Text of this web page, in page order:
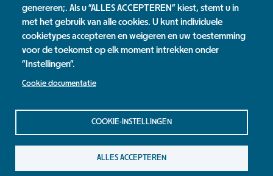
genereren;. Als u "ALLES ACCEPTEREN" kiest, stemt u in
met het gebruik van alle cookies. U kunt individuele
cookietypes accepteren en weigeren en uw toestemming
voor de toekomst op elk moment intrekken onder
"Instellingen".
Cookie documentatie
COOKIE-INSTELLINGEN
ALLES ACCEPTEREN
Groenmakers scholen Nieuws
Nieuwsoverzicht
Jaarverslag
Colofon